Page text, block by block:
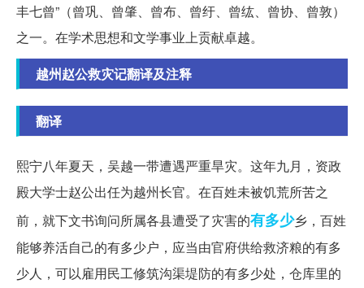
丰七曾”（曾巩、曾肇、曾布、曾纡、曾纮、曾协、曾敦）
之一。在学术思想和文学事业上贡献卓越。
越州赵公救灾记翻译及注释
翻译
熙宁八年夏天，吴越一带遭遇严重旱灾。这年九月，资政
殿大学士赵公出任为越州长官。在百姓未被饥荒所苦之
前，就下文书询问所属各县遭受了灾害的有多少乡，百姓
能够养活自己的有多少户，应当由官府供给救济粮的有多
少人，可以雇用民工修筑沟渠堤防的有多少处，仓库里的